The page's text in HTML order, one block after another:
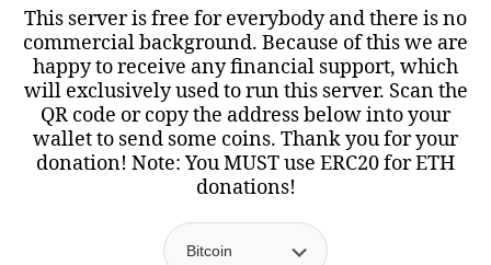
This server is free for everybody and there is no
commercial background. Because of this we are
happy to receive any financial support, which
will exclusively used to run this server. Scan the
QR code or copy the address below into your
wallet to send some coins. Thank you for your
donation! Note: You MUST use ERC20 for ETH
donations!